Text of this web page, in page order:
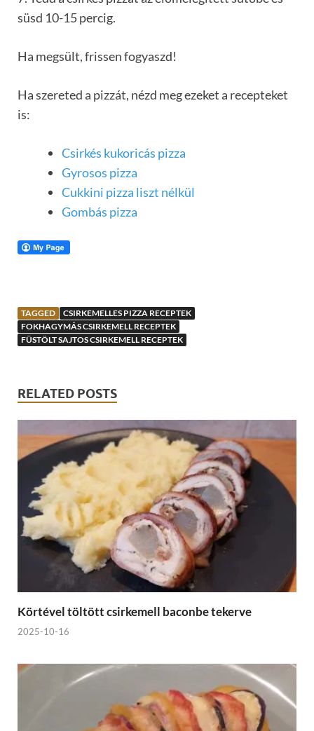
süsd 10-15 percig.
Ha megsült, frissen fogyaszd!
Ha szereted a pizzát, nézd meg ezeket a recepteket
is:
Csirkés kukoricás pizza
Gyrosos pizza
Cukkini pizza liszt nélkül
Gombás pizza
TAGGED
CSIRKEMELLES PIZZA RECEPTEK
FOKHAGYMÁS CSIRKEMELL RECEPTEK
FÜSTÖLT SAJTOS CSIRKEMELL RECEPTEK
RELATED POSTS
Körtével töltött csirkemell baconbe tekerve
2025-10-16